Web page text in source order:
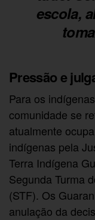
escola,
Pressão e
Para os
comunidade se
atualmente
indígenas pela
Terra Indígena
Segunda Turma
(STF). Os
anulação da